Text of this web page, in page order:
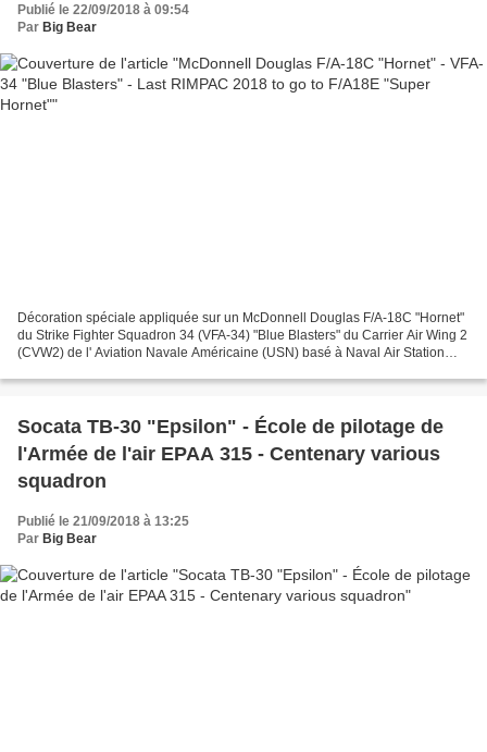
Publié le 22/09/2018 à 09:54
Par Big Bear
Décoration spéciale appliquée sur un McDonnell Douglas F/A-18C "Hornet"
du Strike Fighter Squadron 34 (VFA-34) "Blue Blasters" du Carrier Air Wing 2
(CVW2) de l' Aviation Navale Américaine (USN) basé à Naval Air Station
Socata TB-30 "Epsilon" - École de pilotage de
l'Armée de l'air EPAA 315 - Centenary various
squadron
Publié le 21/09/2018 à 13:25
Par Big Bear